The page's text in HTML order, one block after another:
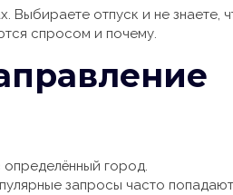
Выбираете отпуск и не знаете,
спросом и почему.
город.
запросы часто